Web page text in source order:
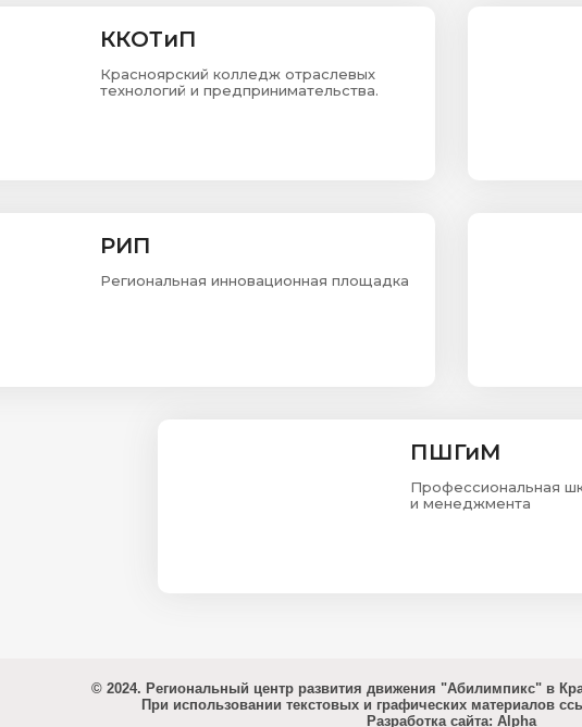
ККОТиП
Красноярский колледж отраслевых
технологий и предпринимательства.
РИП
Региональная инновационная площадка
ПШГиМ
Профессиональная
и менеджмента
© 2024. Региональный центр развития движения "Абилимпикс" в
При использовании текстовых и графических материалов
Разработка сайта: Alpha